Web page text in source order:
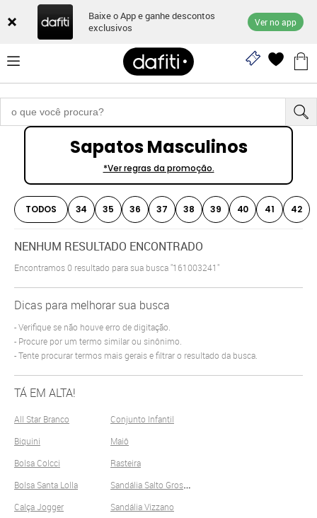
Baixe o App e ganhe descontos
exclusivos
Ver no app
Sapatos Masculinos
*Ver regras da promoção.
TODOS 34 35 36 37 38 39 40 41 42
NENHUM RESULTADO ENCONTRADO
Encontramos0 resultado para sua busca"161003241"
Dicas para melhorar sua busca
Verifique se não houve erro de digitação.
Procure por um termo similar ou sinônimo.
Tente procurar termos mais gerais e filtrar o resultado da busca.
TÁ EM ALTA!
All Star Branco
Biquini
Bolsa Colcci
Bolsa Santa Lolla
Calça Jogger
Conjunto Infantil
Maiô
Rasteira
S
andália Salto Grosso
Sandália Vizzano